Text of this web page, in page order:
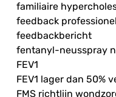
familiaire
feedback
feedbackbericht
fentanyl-neusspray
FEV1
FEV1 lager dan 50%
FMS richtlijn